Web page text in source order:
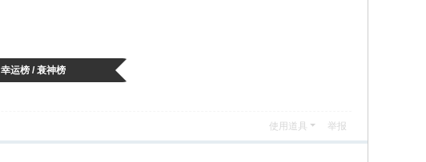
幸运榜 / 衰神榜
使用道具 举报